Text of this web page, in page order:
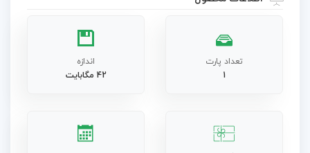
تعداد پارت
1
اندازه
42 مگابایت